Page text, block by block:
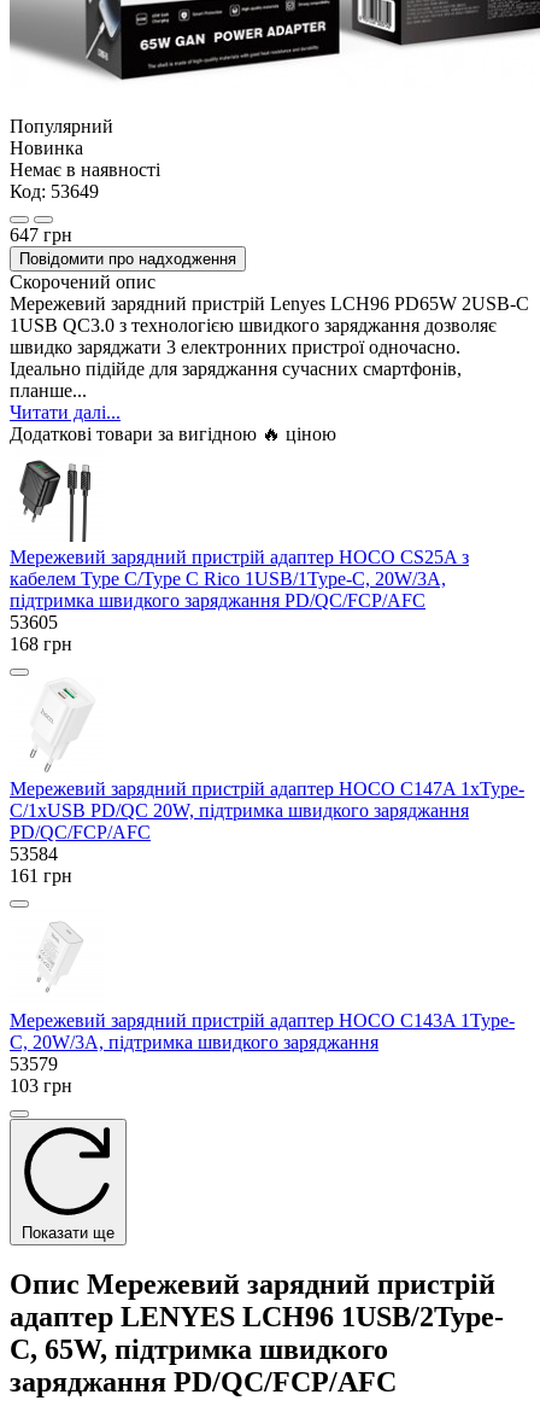
Популярний
Новинка
Немає в наявності
Код: 53649
647 грн
Повідомити про надходження
Скорочений опис
Мережевий зарядний пристрій Lenyes LCH96 PD65W 2USB-C
1USB QC3.0 з технологією швидкого заряджання дозволяє
швидко заряджати 3 електронних пристрої одночасно.
Ідеально підійде для заряджання сучасних смартфонів,
планше...
Читати далі...
Додаткові товари за вигідною 🔥 ціною
Мережевий зарядний пристрій адаптер HOCO CS25A з
кабелем Type C/Type C Rico 1USB/1Type-C, 20W/3A,
підтримка швидкого заряджання PD/QC/FCP/AFC
53605
168 грн
Мережевий зарядний пристрій адаптер HOCO C147A 1хType-
C/1хUSB PD/QC 20W, підтримка швидкого заряджання
PD/QC/FCP/AFC
53584
161 грн
Мережевий зарядний пристрій адаптер HOCO C143A 1Type-
C, 20W/3A, підтримка швидкого заряджання
53579
103 грн
Показати ще
Опис Мережевий зарядний пристрій
адаптер LENYES LCH96 1USB/2Type-
C, 65W, підтримка швидкого
заряджання PD/QC/FCP/AFC